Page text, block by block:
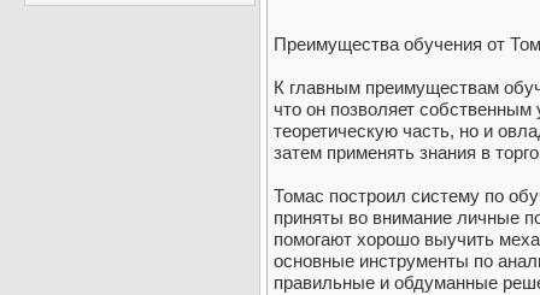
Преимущества обучения от
К главным преимуществам
что он позволяет собственным
теоретическую часть, но и
затем применять знания в
Томас построил систему по
приняты во внимание личные
помогают хорошо выучить
основные инструменты по
правильные и обдуманные